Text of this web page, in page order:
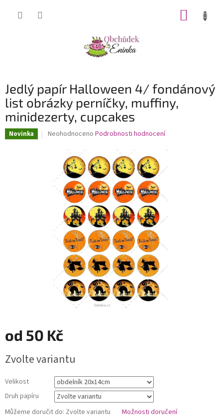
Jedlý papír Halloween 4/ fondánový
list obrázky perníčky, muffiny,
minidezerty, cupcakes
Novinka
Průměrné
produktu
hvězdiček.
Neohodnoceno Podrobnosti hodnocení
od 50 Kč
cena:
Zvolte variantu
Velikost
Druh papíru
Můžeme doručit do: Zvolte variantu Možnosti doručení